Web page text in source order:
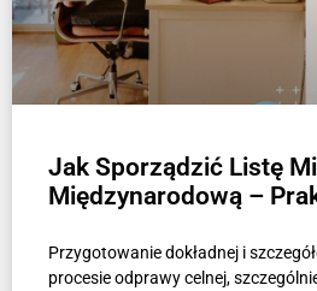
Jak Sporządzić Listę
Międzynarodową –
Przygotowanie dokładnej i
procesie odprawy celnej,